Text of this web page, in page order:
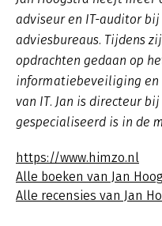
adviseur en IT-auditor
adviesbureaus. Tijdens
opdrachten gedaan op
informatiebeveiliging
van IT. Jan is directeur
gespecialiseerd is in de
https://www.himzo.nl
Alle boeken van Jan
Alle recensies van Jan